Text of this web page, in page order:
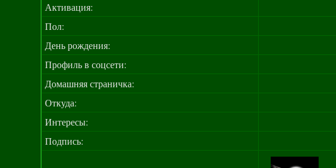
Активация:
Пол:
День рождения:
Профиль в соцсети:
Домашняя страничка:
Откуда:
Интересы:
Подпись: